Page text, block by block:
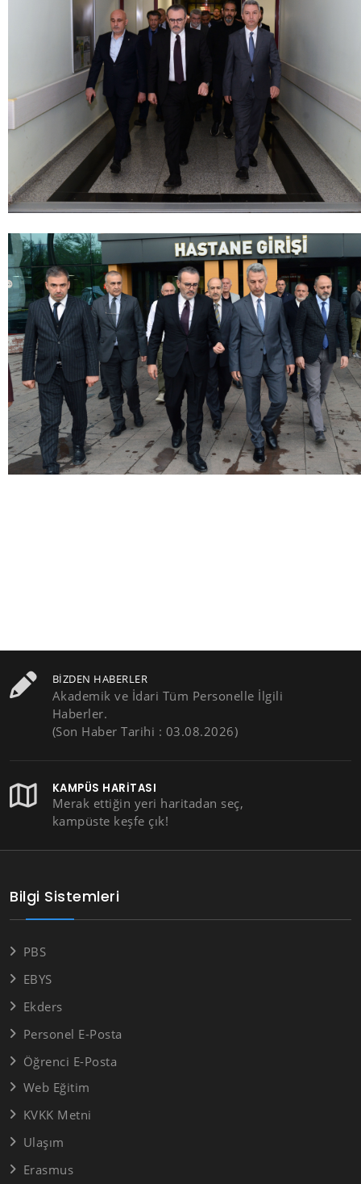
BIZDEN HABERLER
Akademik ve İdari Tüm Personelle İlgili
Haberler.
(Son Haber Tarihi : 03.08.2026)
KAMPÜS HARITASI
Merak ettiğin yeri haritadan seç,
kampüste keşfe çık!
Bilgi Sistemleri
PBS
EBYS
Ekders
Personel E-Posta
Öğrenci E-Posta
Web Eğitim
KVKK Metni
Ulaşım
Erasmus